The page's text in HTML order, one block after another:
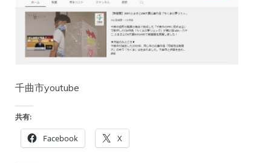
千曲市youtube
共有:
Facebook X